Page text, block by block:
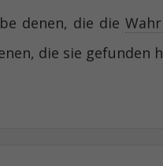
denen, die die
die sie gefunden